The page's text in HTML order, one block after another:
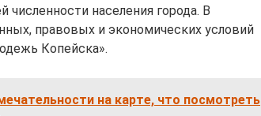
населения города. В
правовых и экономических условий
Копейска».
на карте, что посмотреть